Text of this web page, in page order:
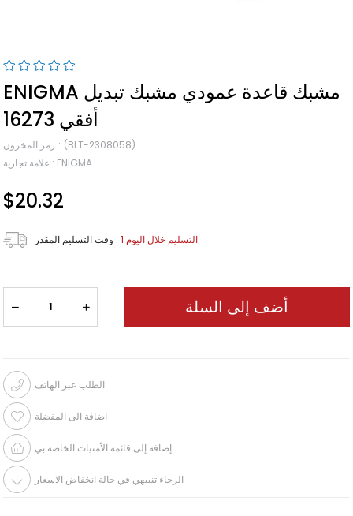
ENIGMA مشبك قاعدة عمودي مشبك تبديل
أفقي 16273
رمز المخزون
(BLT-2308058)
علامة تجارية : ENIGMA
$20.32
وقت التسليم المقدر : 1 التسليم خلال اليوم
الطلب عبر الهاتف
اضافة الى المفضلة
إضافة إلى قائمة الأمنيات الخاصة بي
الرجاء تنبيهي في حالة انخفاض الاسعار